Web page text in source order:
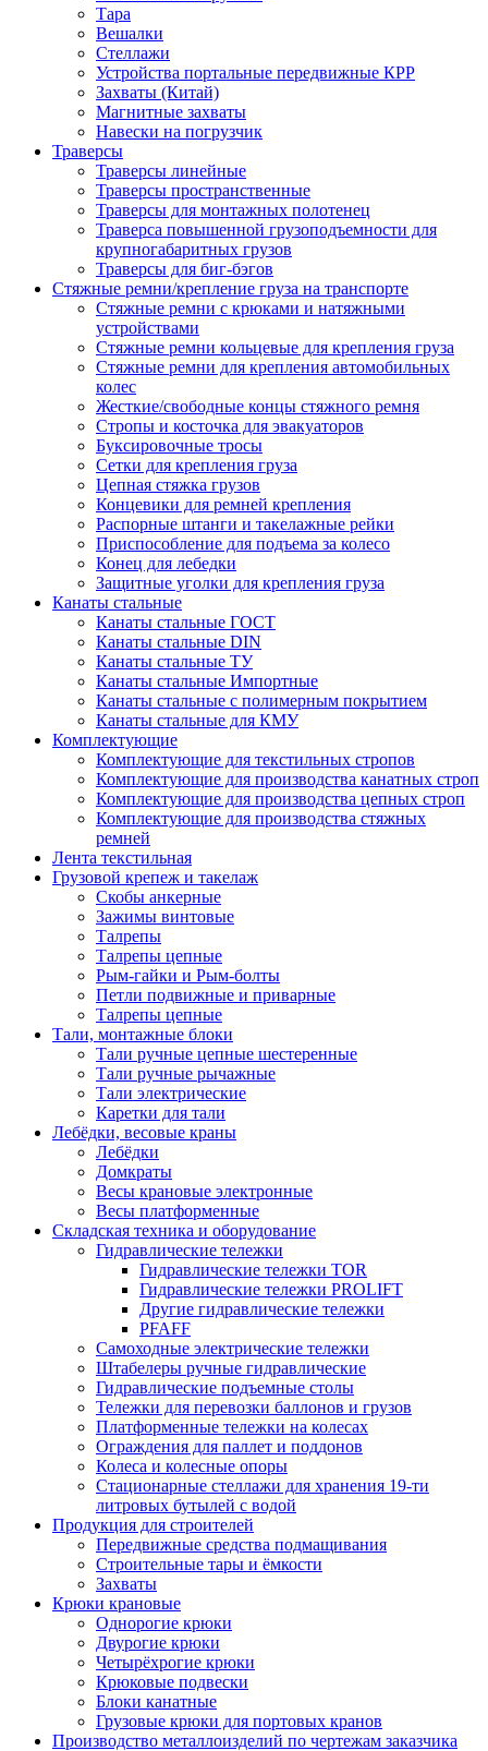
Тара
Вешалки
Стеллажи
Устройства портальные передвижные КРР
Захваты (Китай)
Магнитные захваты
Навески на погрузчик
Траверсы
Траверсы линейные
Траверсы пространственные
Траверсы для монтажных полотенец
Траверса повышенной грузоподъемности для
крупногабаритных грузов
Траверсы для биг-бэгов
Стяжные ремни/крепление груза на транспорте
Стяжные ремни с крюками и натяжными
устройствами
Стяжные ремни кольцевые для крепления груза
Стяжные ремни для крепления автомобильных
колес
Жесткие/свободные концы стяжного ремня
Стропы и косточка для эвакуаторов
Буксировочные тросы
Сетки для крепления груза
Цепная стяжка грузов
Концевики для ремней крепления
Распорные штанги и такелажные рейки
Приспособление для подъема за колесо
Конец для лебедки
Защитные уголки для крепления груза
Канаты стальные
Канаты стальные ГОСТ
Канаты стальные DIN
Канаты стальные ТУ
Канаты стальные Импортные
Канаты стальные с полимерным покрытием
Канаты стальные для КМУ
Комплектующие
Комплектующие для текстильных стропов
Комплектующие для производства канатных строп
Комплектующие для производства цепных строп
Комплектующие для производства стяжных
ремней
Лента текстильная
Грузовой крепеж и такелаж
Скобы анкерные
Зажимы винтовые
Талрепы
Талрепы цепные
Рым-гайки и Рым-болты
Петли подвижные и приварные
Талрепы цепные
Тали, монтажные блоки
Тали ручные цепные шестеренные
Тали ручные рычажные
Тали электрические
Каретки для тали
Лебёдки, весовые краны
Лебёдки
Домкраты
Весы крановые электронные
Весы платформенные
Складская техника и оборудование
Гидравлические тележки
Гидравлические тележки TOR
Гидравлические тележки PROLIFT
Другие гидравлические тележки
PFAFF
Самоходные электрические тележки
Штабелеры ручные гидравлические
Гидравлические подъемные столы
Тележки для перевозки баллонов и грузов
Платформенные тележки на колесах
Ограждения для паллет и поддонов
Колеса и колесные опоры
Стационарные стеллажи для хранения 19-ти
литровых бутылей с водой
Продукция для строителей
Передвижные средства подмащивания
Строительные тары и ёмкости
Захваты
Крюки крановые
Однорогие крюки
Двурогие крюки
Четырёхрогие крюки
Крюковые подвески
Блоки канатные
Грузовые крюки для портовых кранов
Производство металлоизделий по чертежам заказчика